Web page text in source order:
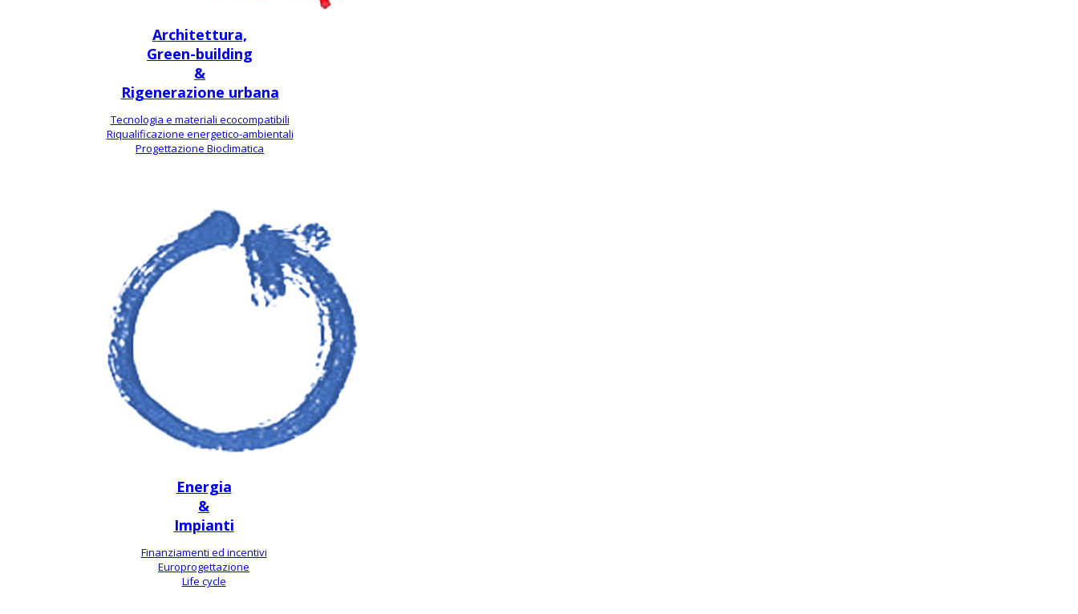
Architettura,
Green-building
&
Rigenerazione urbana
Tecnologia e materiali ecocompatibili
Riqualificazione energetico-ambientali
Progettazione Bioclimatica
Energia
&
Impianti
Finanziamenti ed incentivi
Europrogettazione
Life cycle